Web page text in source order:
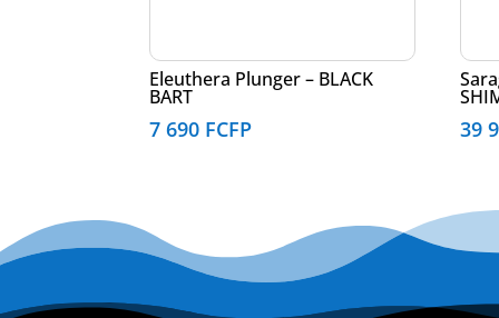
Eleuthera Plunger – BLACK
BART
7 690 FCFP 39